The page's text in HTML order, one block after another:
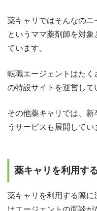
薬キャリではそんなのニ
というママ薬剤師を対
ています。
転職エージェントはたく
の特設サイトを運営して
その他薬キャリでは、新
うサービスも展開してい
薬キャリを利用す
薬キャリを利用する際に